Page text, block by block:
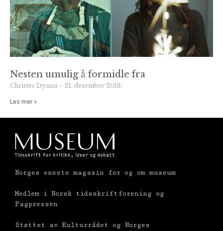
Nesten umulig å formidle fra
Christer Dynna 21. desember 2018
Les mer »
Norges eneste magasin for og om museum
Medlem i Norsk tidsskriftforening og
Fagpressen
Støttet av Kulturrådet og Norges